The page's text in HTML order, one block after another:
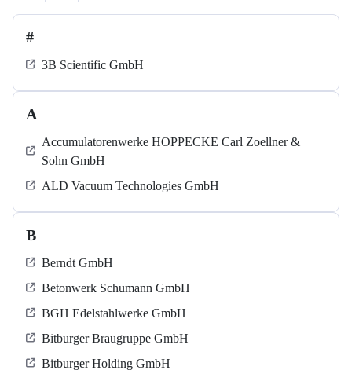
#
3B Scientific GmbH
A
Accumulatorenwerke HOPPECKE Carl Zoellner &
Sohn GmbH
ALD Vacuum Technologies GmbH
B
Berndt GmbH
Betonwerk Schumann GmbH
BGH Edelstahlwerke GmbH
Bitburger Braugruppe GmbH
Bitburger Holding GmbH